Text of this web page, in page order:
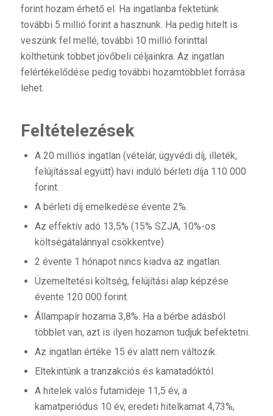
forint hozam érhető el. Ha ingatlanba fektetünk
további 5 millió forint a hasznunk. Ha pedig hitelt is
veszünk fel mellé, további 10 millió forinttal
költhetünk többet jövőbeli céljainkra. Az ingatlan
felértékelődése pedig további hozamtöbblet forrása
lehet.
Feltételezések
A 20 milliós ingatlan (vételár, ügyvédi díj, illeték,
felújítással együtt) havi induló bérleti díja 110 000
forint.
A bérleti díj emelkedése évente 2%.
Az effektív adó 13,5% (15% SZJA, 10%-os
költségátalánnyal csökkentve)
2 évente 1 hónapot nincs kiadva az ingatlan.
Üzemeltetési költség, felújítási alap képzése
évente 120 000 forint.
Állampapír hozama 3,8%. Ha a bérbe adásból
többlet van, azt is ilyen hozamon tudjuk befektetni.
Az ingatlan értéke 15 év alatt nem változik.
Eltekintünk a tranzakciós és kamatadóktól.
A hitelek valós futamideje 11,5 év, a
kamatperiódus 10 év, eredeti hitelkamat 4,73%,